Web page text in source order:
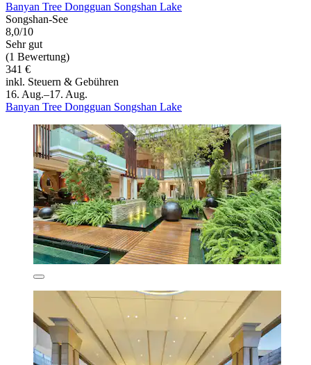
Banyan Tree Dongguan Songshan Lake
Songshan-See
8,0/10
Sehr gut
(1 Bewertung)
341 €
inkl. Steuern & Gebühren
16. Aug.–17. Aug.
Banyan Tree Dongguan Songshan Lake